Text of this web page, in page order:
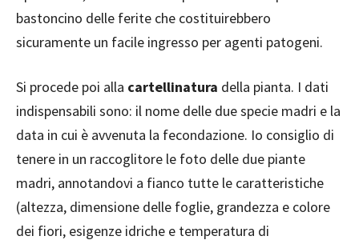
bastoncino delle ferite che costituirebbero
sicuramente un facile ingresso per agenti patogeni.
Si procede poi alla cartellinatura della pianta. I dati
indispensabili sono: il nome delle due specie madri e la
data in cui è avvenuta la fecondazione. Io consiglio di
tenere in un raccoglitore le foto delle due piante
madri, annotandovi a fianco tutte le caratteristiche
(altezza, dimensione delle foglie, grandezza e colore
dei fiori, esigenze idriche e temperatura di